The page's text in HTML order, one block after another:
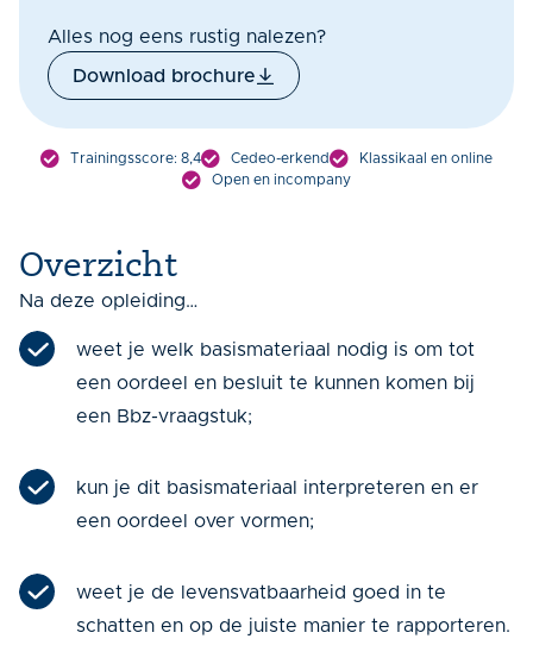
Alles nog eens rustig nalezen?
Download brochure
Trainingsscore: 8,4 Cedeo-erkend
Klassikaal en online
Open en incompany
Overzicht
Na deze opleiding…
weet je welk basismateriaal nodig is om tot
een oordeel en besluit te kunnen komen bij
een Bbz-vraagstuk;
kun je dit basismateriaal interpreteren en er
een oordeel over vormen;
weet je de levensvatbaarheid goed in te
schatten en op de juiste manier te rapporteren.